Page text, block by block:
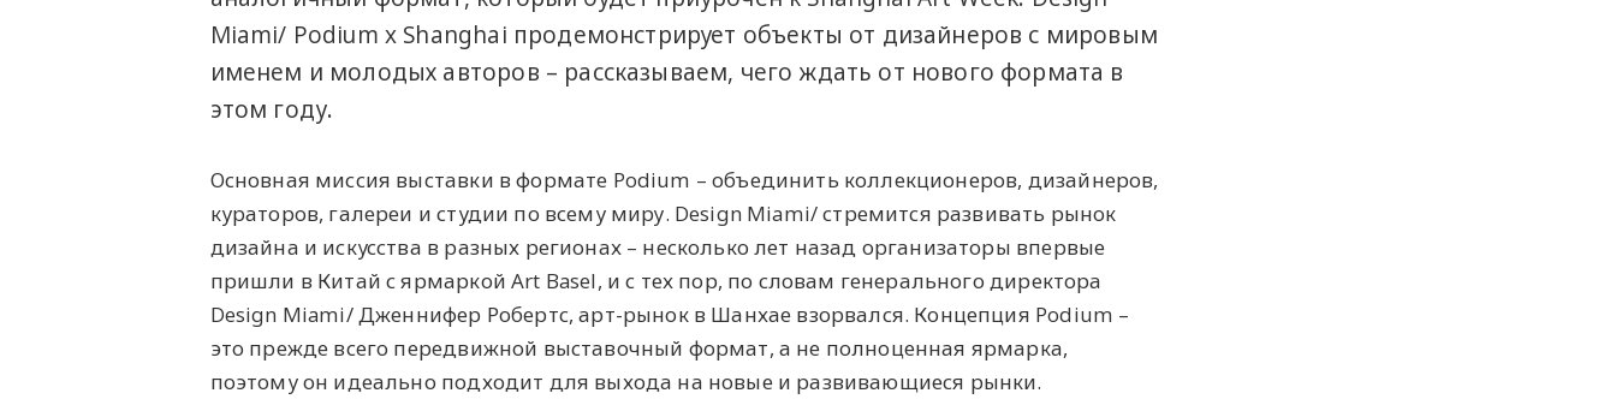
Miami/ Podium x Shanghai продемонстрирует объекты от дизайнеров с мировым
именем и молодых авторов – рассказываем, чего ждать от нового формата в
этом году.
Основная миссия выставки в формате Podium – объединить коллекционеров, дизайнеров,
кураторов, галереи и студии по всему миру. Design Miami/ стремится развивать рынок
дизайна и искусства в разных регионах – несколько лет назад организаторы впервые
пришли в Китай с ярмаркой Art Basel, и с тех пор, по словам генерального директора
Design Miami/ Дженнифер Робертс, арт-рынок в Шанхае взорвался. Концепция Podium –
это прежде всего передвижной выставочный формат, а не полноценная ярмарка,
поэтому он идеально подходит для выхода на новые и развивающиеся рынки.